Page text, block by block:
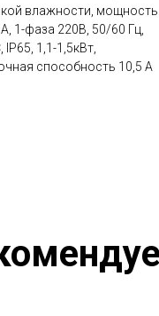
влажности, мощность
А, 1-фаза 220В, 50/60 Гц,
IP65, 1,1-1,5кВт,
способность 10,5 А